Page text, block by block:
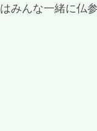
みんな一緒に仏